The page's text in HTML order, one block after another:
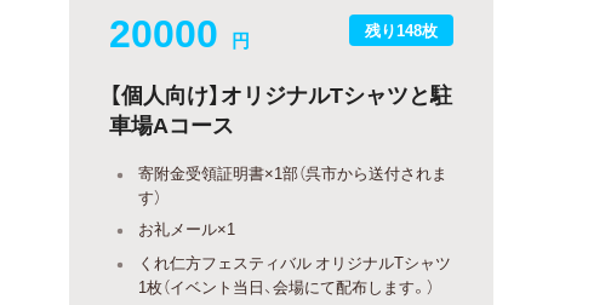
残り148枚
20000 円
【個人向け】オリジナルTシャツと駐
車場Aコース
寄附金受領証明書×1部（呉市から送付されま
す）
お礼メール×1
くれ仁方フェスティバル オリジナルTシャツ
1枚（イベント当日、会場にて配布します。）